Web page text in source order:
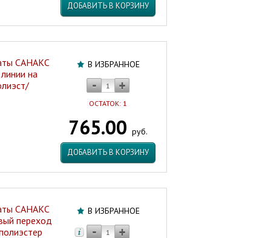
ДОБАВИТЬ В КОРЗИНУ
В ИЗБРАННОЕ
ОСТАТОК: 1
765.00 руб.
ДОБАВИТЬ В КОРЗИНУ
САНАКС
на
В ИЗБРАННОЕ
САНАКС
переход